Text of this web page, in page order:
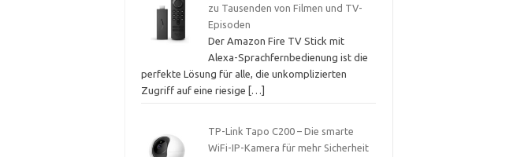
zu Tausenden von Filmen und TV-
Episoden
Der Amazon Fire TV Stick mit
Alexa-Sprachfernbedienung ist die
perfekte Lösung für alle, die unkomplizierten
Zugriff auf eine riesige
[…]
TP-Link Tapo C200 – Die smarte
WiFi-IP-Kamera für mehr Sicherheit